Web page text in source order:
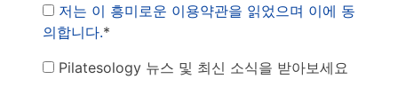
저는 이 흥미로운 이용약관을 읽었으며 이에 동
의합니다.*
Pilatesology 뉴스 및 최신 소식을 받아보세요